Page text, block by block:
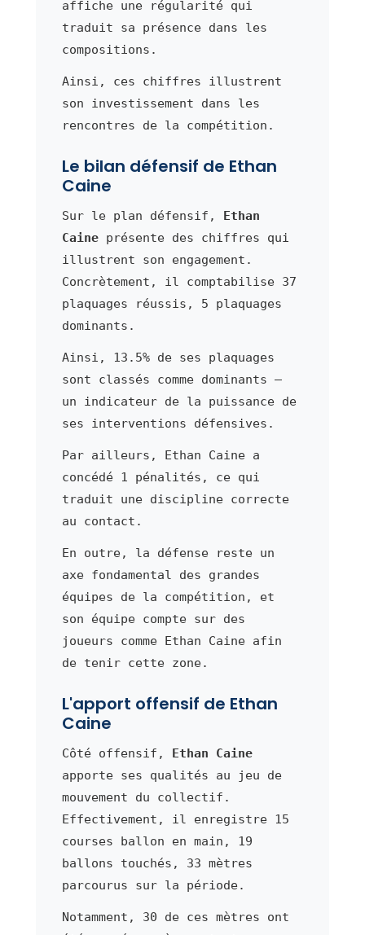
affiche une régularité qui
traduit sa présence dans les
compositions.
Ainsi, ces chiffres illustrent
son investissement dans les
rencontres de la compétition.
Le bilan défensif de Ethan
Caine
Sur le plan défensif, Ethan
Caineprésente des chiffres qui
illustrent son engagement.
Concrètement, il comptabilise 37
plaquages réussis, 5 plaquages
dominants.
Ainsi, 13.5% de ses plaquages
sont classés comme dominants —
un indicateur de la puissance de
ses interventions défensives.
Par ailleurs, Ethan Caine a
concédé 1 pénalités, ce qui
traduit une discipline correcte
au contact.
En outre, la défense reste un
axe fondamental des grandes
équipes de la compétition, et
son équipe compte sur des
joueurs comme Ethan Caine afin
de tenir cette zone.
L'apport offensif de Ethan
Caine
Côté offensif, Ethan Caine
apporte ses qualités au jeu de
mouvement du collectif.
Effectivement, il enregistre 15
courses ballon en main, 19
ballons touchés, 33 mètres
parcourus sur la période.
Notamment, 30 de ces mètres ont